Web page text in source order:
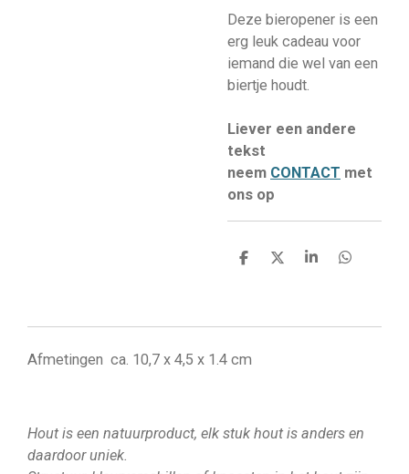
Deze bieropener is een
erg leuk cadeau voor
iemand die wel van een
biertje houdt.
Liever een andere
tekst
neem CONTACT met
ons op
D
n
D
S
e
D
n
Afmetingen ca. 10,7 x 4,5 x 1.4 cm
Hout is een natuurproduct, elk stuk hout is anders en
daardoor uniek.